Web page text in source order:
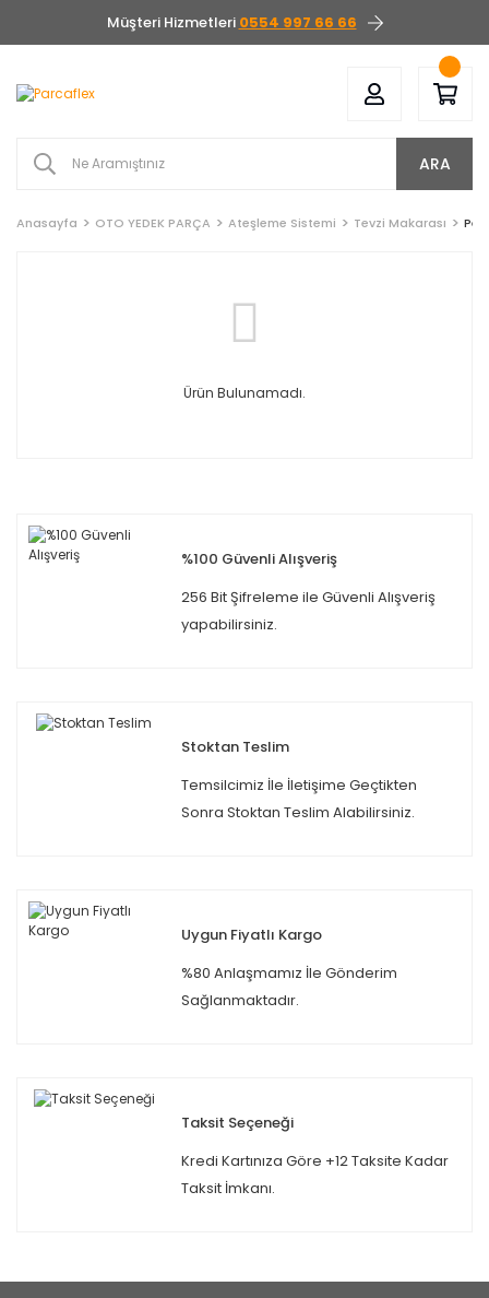
Müşteri Hizmetleri 0554 997 66 66
ARA
Anasayfa OTO YEDEK PARÇA Ateşleme Sistemi Tevzi Makarası
Ürün Bulunamadı.
%100 Güvenli Alışveriş
256 Bit Şifreleme ile Güvenli Alışveriş
yapabilirsiniz.
Stoktan Teslim
Temsilcimiz İle İletişime Geçtikten
Sonra Stoktan Teslim Alabilirsiniz.
Uygun Fiyatlı Kargo
%80 Anlaşmamız İle Gönderim
Sağlanmaktadır.
Taksit Seçeneği
Kredi Kartınıza Göre +12 Taksite Kadar
Taksit İmkanı.